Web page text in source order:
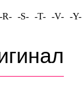
-R- -S- -T- -V- -Y-